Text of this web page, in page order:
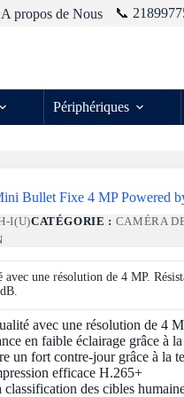
A propos de Nous 📞
Périphériques
Bullet Fixe 4 MP Powered
I(U)CATÉGORIE : CAMÉRA
une résolution de 4 MP.
avec une résolution de 4
en faible éclairage grâce à
un fort contre-jour grâce à la
efficace H.265+
des cibles